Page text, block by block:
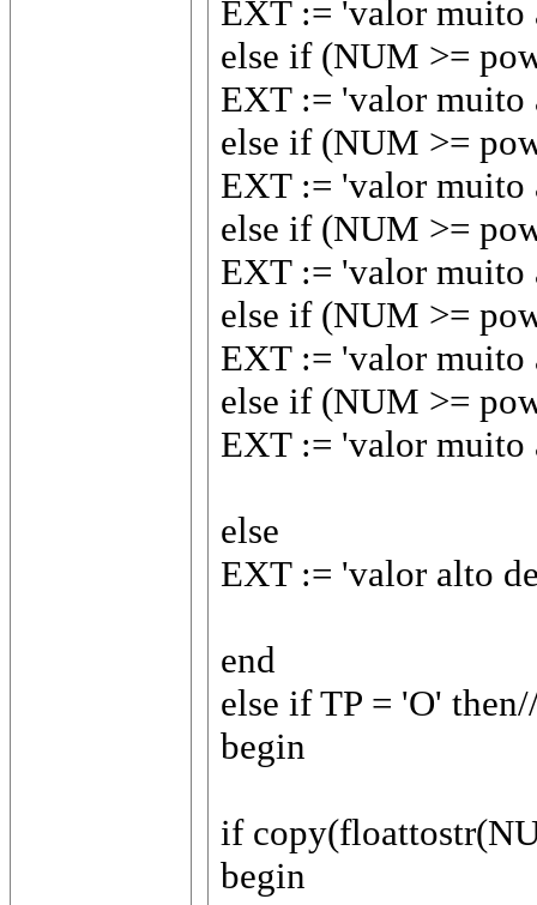
EXT := 'valor
else if (NUM >=
EXT := 'valor
else if (NUM >=
EXT := 'valor muito
else if (NUM >=
EXT := 'valor
else if (NUM >=
EXT := 'valor
else if (NUM >=
EXT := 'valor
else
EXT := 'valor alto
end
else if TP = 'O'
begin
if
begin